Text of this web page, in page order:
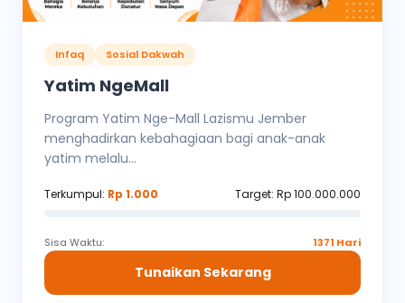
Infaq Sosial Dakwah
Yatim NgeMall
Program Yatim Nge-Mall Lazismu Jember
menghadirkan kebahagiaan bagi anak-anak
yatim melalu...
Terkumpul: Rp 1.000 Target: Rp 100.000.000
Sisa Waktu: 1371 Hari
Tunaikan Sekarang